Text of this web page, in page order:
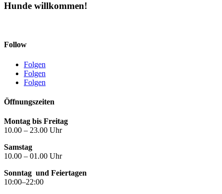
Hunde willkommen!
Follow
Folgen
Folgen
Folgen
Öffnungszeiten
Montag bis Freitag
10.00 – 23.00 Uhr
Samstag
10.00 – 01.00 Uhr
Sonntag und Feiertagen
10:00–22:00